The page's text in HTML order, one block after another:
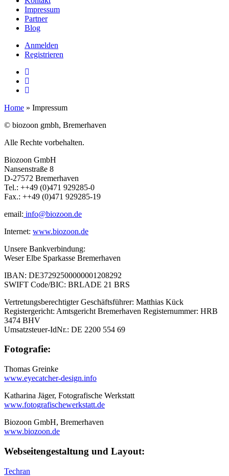
Impressum
Partner
Blog
Anmelden
Registrieren
Home » Impressum
© biozoon gmbh, Bremerhaven
Alle Rechte vorbehalten.
Biozoon GmbH
Nansenstraße 8
D-27572 Bremerhaven
Tel.: ++49 (0)471 929285-0
Fax.: ++49 (0)471 929285-19
email: info@biozoon.de
Internet: www.biozoon.de
Unsere Bankverbindung:
Weser Elbe Sparkasse Bremerhaven
IBAN: DE37292500000001208292
SWIFT Code/BIC: BRLADE 21 BRS
Vertretungsberechtigter Geschäftsführer: Matthias Kück
Registergericht: Amtsgericht Bremerhaven Registernummer: HRB
3474 BHV
Umsatzsteuer-IdNr.: DE 2200 554 69
Fotografie:
Thomas Greinke
www.eyecatcher-design.info
Katharina Jäger, Fotografische Werkstatt
www.fotografischewerkstatt.de
Biozoon GmbH, Bremerhaven
www.biozoon.de
Webseitengestaltung und Layout:
Techran